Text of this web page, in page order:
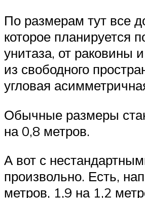
По размерам тут все
которое планируется
унитаза, от раковины
из свободного
угловая
Обычные размеры
на 0,8 метров.
А вот с
произвольно. Есть,
метров, 1,9 на 1,2